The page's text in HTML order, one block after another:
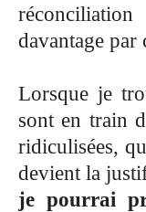
davantage par
Lorsque je
sont en train
ridiculisées,
devient la
je pourrai